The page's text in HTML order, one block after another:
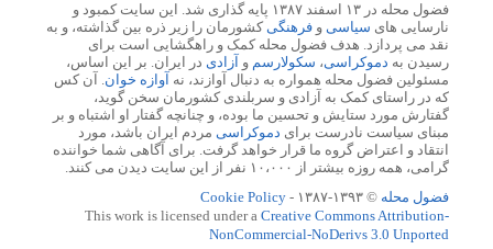
فضول محله در ۱۳ اسفند ۱۳۸۷ پایه گذاری شد. این سایت کمبود و
نارسایی های سیاسی و فرهنگیکشورمان را زیر ذره بین گذاشته، و به
نقد می پردازد. هدف فضول محله کمک و راهگشایی است برای
رسیدن به دموکراسی، سکولارسم و آزادی در ایران. بر این اساس،
مسئولین فضول محله همواره به دنبال آوازند، نه آوازه خوان. آن کس
که در راستای کمک به آزادی و سربلندی کشورمان سخن گوید،
گفتارش مورد ستایش و تحسین ما بوده، و چنانچه گفتار او اشتباه و بر
مبنای سیاست نادرست برای دموکراسی مردم ایران باشد، مورد
انتقاد و اعتراض گروه ما قرار خواهد گرفت. برای آگاهی شما خواننده
گرامی، همه روزه بیشتر از ۱۰،۰۰۰ نفر از این سایت دیدن می کنند.
فضول محله © ۱۳۹۳-۱۳۸۷ -
Cookie Policy
This work is licensed under a Creative Commons Attribution-
NonCommercial-NoDerivs 3.0 Unported